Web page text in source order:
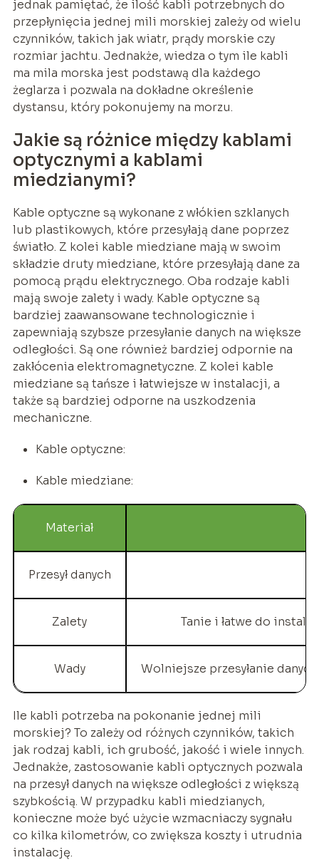
jednak pamiętać, że ilość kabli potrzebnych do
przepłynięcia jednej mili morskiej zależy od wielu
czynników, takich jak wiatr, prądy morskie czy
rozmiar jachtu. Jednakże, wiedza o tym ile kabli
ma mila morska jest podstawą dla każdego
żeglarza i pozwala na dokładne określenie
dystansu, który pokonujemy na morzu.
Jakie są różnice między kablami
optycznymi a kablami
miedzianymi?
Kable optyczne są wykonane z włókien szklanych
lub plastikowych, które przesyłają dane poprzez
światło. Z kolei kable miedziane mają w swoim
składzie druty miedziane, które przesyłają dane za
pomocą prądu elektrycznego. Oba rodzaje kabli
mają swoje zalety i wady. Kable optyczne są
bardziej zaawansowane technologicznie i
zapewniają szybsze przesyłanie danych na większe
odległości. Są one również bardziej odpornie na
zakłócenia elektromagnetyczne. Z kolei kable
miedziane są tańsze i łatwiejsze w instalacji, a
także są bardziej odporne na uszkodzenia
mechaniczne.
Kable optyczne:
Kable miedziane:
Materiał
Przesył danych
Zalety Tanie i łatwe do
Wady Wolniejsze przesyłanie
Ile kabli potrzeba na pokonanie jednej mili
morskiej? To zależy od różnych czynników, takich
jak rodzaj kabli, ich grubość, jakość i wiele innych.
Jednakże, zastosowanie kabli optycznych pozwala
na przesył danych na większe odległości z większą
szybkością. W przypadku kabli miedzianych,
konieczne może być użycie wzmacniaczy sygnału
co kilka kilometrów, co zwiększa koszty i utrudnia
instalację.